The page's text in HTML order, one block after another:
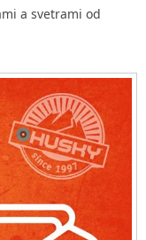
a svetrami od